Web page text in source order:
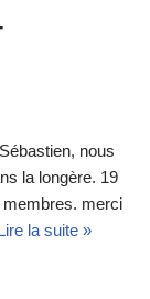
nous
la longère. 19
membres. merci
la suite »